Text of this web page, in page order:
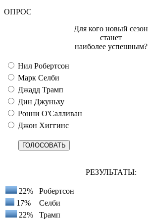
ОПРОС
Для кого новый сезон
станет
наиболее успешным?
Нил Робертсон
Марк Селби
Джадд Трамп
Дин Джуньху
Ронни О'Салливан
Джон Хиггинс
РЕЗУЛЬТАТЫ:
22%
Робертсон
17%
Селби
22%
Трамп